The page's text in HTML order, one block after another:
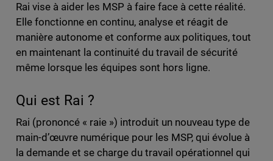
Rai vise à aider les MSP à faire face à cette réalité.
Elle fonctionne en continu, analyse et réagit de
manière autonome et conforme aux politiques, tout
en maintenant la continuité du travail de sécurité
même lorsque les équipes sont hors ligne.
Qui est Rai ?
Rai (prononcé « raie ») introduit un nouveau type de
main-d’œuvre numérique pour les MSP, qui évolue à
la demande et se charge du travail opérationnel qui